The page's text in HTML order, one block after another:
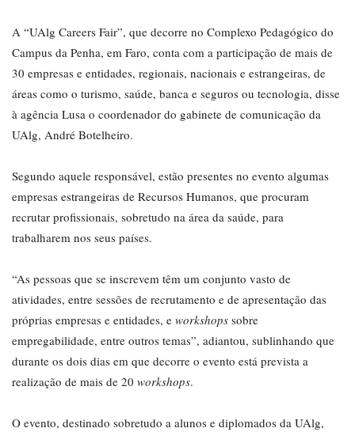
A “UAlg Careers Fair”, que decorre no Complexo Pedagógico do
Campus da Penha, em Faro, conta com a participação de mais de
30 empresas e entidades, regionais, nacionais e estrangeiras, de
áreas como o turismo, saúde, banca e seguros ou tecnologia, disse
à agência Lusa o coordenador do gabinete de comunicação da
UAlg, André Botelheiro.
Segundo aquele responsável, estão presentes no evento algumas
empresas estrangeiras de Recursos Humanos, que procuram
recrutar profissionais, sobretudo na área da saúde, para
trabalharem nos seus países.
“As pessoas que se inscrevem têm um conjunto vasto de
atividades, entre sessões de recrutamento e de apresentação das
próprias empresas e entidades, e workshops sobre
empregabilidade, entre outros temas”, adiantou, sublinhando que
durante os dois dias em que decorre o evento está prevista a
realização de mais de 20 workshops.
O evento, destinado sobretudo a alunos e diplomados da UAlg,